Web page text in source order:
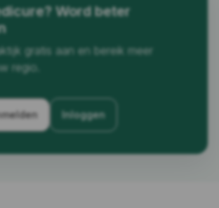
Word beter
gratis aan en bereik meer
regio.
Inloggen